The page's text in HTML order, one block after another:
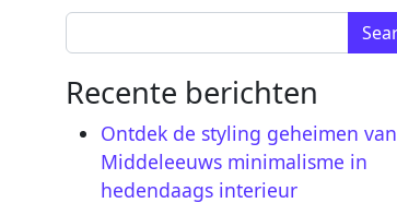
Search for:
Recente berichten
Ontdek de styling geheimen van
Middeleeuws minimalisme in
hedendaags interieur